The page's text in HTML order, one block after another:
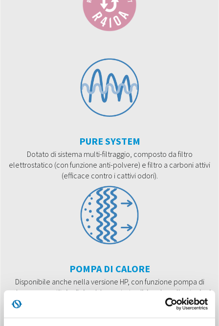
PURE SYSTEM
Dotato di sistema multi-filtraggio, composto da filtro
elettrostatico (con funzione anti-polvere) e filtro a carboni attivi
(efficace contro i cattivi odori).
POMPA DI CALORE
Disponibile anche nella versione HP, con funzione pompa di
calore, per sostituire il riscaldamento tradizionale nelle stagioni